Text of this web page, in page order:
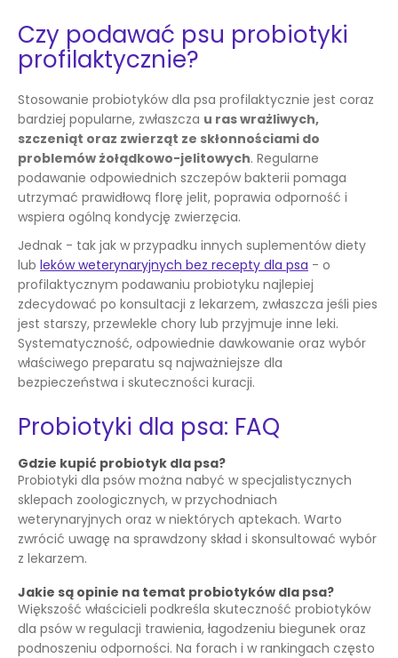
Czy podawać psu probiotyki
profilaktycznie?
Stosowanie probiotyków dla psa profilaktycznie jest coraz
bardziej popularne, zwłaszcza u ras wrażliwych,
szczeniąt oraz zwierząt ze skłonnościami do
problemów żołądkowo-jelitowych. Regularne
podawanie odpowiednich szczepów bakterii pomaga
utrzymać prawidłową florę jelit, poprawia odporność i
wspiera ogólną kondycję zwierzęcia.
Jednak - tak jak w przypadku innych suplementów diety
lub leków weterynaryjnych bez recepty dla psa - o
profilaktycznym podawaniu probiotyku najlepiej
zdecydować po konsultacji z lekarzem, zwłaszcza jeśli pies
jest starszy, przewlekle chory lub przyjmuje inne leki.
Systematyczność, odpowiednie dawkowanie oraz wybór
właściwego preparatu są najważniejsze dla
bezpieczeństwa i skuteczności kuracji.
Probiotyki dla psa: FAQ
Gdzie kupić probiotyk dla psa?
Probiotyki dla psów można nabyć w specjalistycznych
sklepach zoologicznych, w przychodniach
weterynaryjnych oraz w niektórych aptekach. Warto
zwrócić uwagę na sprawdzony skład i skonsultować wybór
z lekarzem.
Jakie są opinie na temat probiotyków dla psa?
Większość właścicieli podkreśla skuteczność probiotyków
dla psów w regulacji trawienia, łagodzeniu biegunek oraz
podnoszeniu odporności. Na forach i w rankingach często